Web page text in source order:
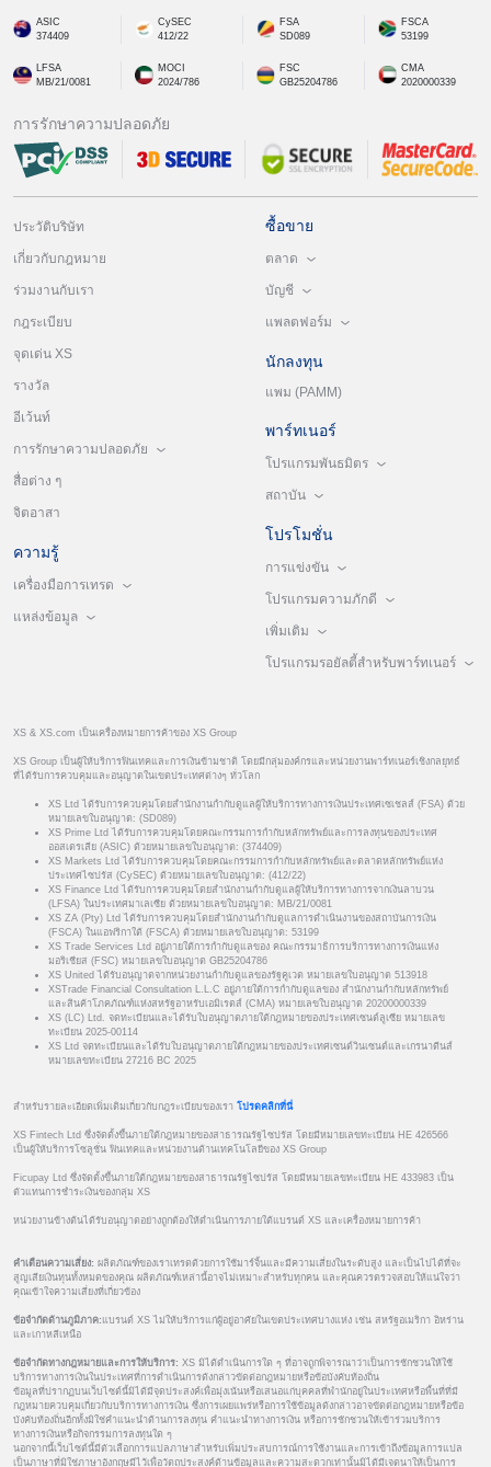
ASIC
374409
CySEC
412/22
FSA
SD089
FSCA
53199
LFSA
MB/21/0081
MOCI
2024/786
FSC
GB25204786
CMA
2020000339
การรักษาความปลอดภัย
ประวัติบริษัท
เกี่ยวกับกฎหมาย
ร่วมงานกับเรา
กฎระเบียบ
จุดเด่น XS
รางวัล
อีเว้นท์
การรักษาความปลอดภัย
สื่อต่าง ๆ
จิตอาสา
ความรู้
เครื่องมือการเทรด
แหล่งข้อมูล
ซื้อขาย
ตลาด
บัญชี
แพลตฟอร์ม
นักลงทุน
แพม (PAMM)
พาร์ทเนอร์
โปรแกรมพันธมิตร
สถาบัน
โปรโมชั่น
การแข่งขัน
โปรแกรมความภักดี
เพิ่มเติม
โปรแกรมรอยัลตี้สำหรับพาร์ทเนอร์
XS & XS.com เป็นเครื่องหมายการค้าของ XS Group
XS Group เป็นผู้ให้บริการฟินเทคและการเงินข้ามชาติ โดยมีกลุ่มองค์กรและหน่วยงานพาร์ทเนอร์เชิงกลยุทธ์
ที่ได้รับการควบคุมและอนุญาตในเขตประเทศต่างๆ ทั่วโลก
XS Ltd ได้รับการควบคุมโดยสำนักงานกำกับดูแลผู้ให้บริการทางการเงินประเทศเซเชลส์ (FSA) ด้วย
หมายเลขใบอนุญาต: (SD089)
XS Prime Ltd ได้รับการควบคุมโดยคณะกรรมการกำกับหลักทรัพย์และการลงทุนของประเทศ
ออสเตรเลีย (ASIC) ด้วยหมายเลขใบอนุญาต: (374409)
XS Markets Ltd ได้รับการควบคุมโดยคณะกรรมการกำกับหลักทรัพย์และตลาดหลักทรัพย์แห่ง
ประเทศไซปรัส (CySEC) ด้วยหมายเลขใบอนุญาต: (412/22)
XS Finance Ltd ได้รับการควบคุมโดยสำนักงานกำกับดูแลผู้ให้บริการทางการจากเงินลาบวน
(LFSA) ในประเทศมาเลเซีย ด้วยหมายเลขใบอนุญาต: MB/21/0081
XS ZA (Pty) Ltd ได้รับการควบคุมโดยสำนักงานกำกับดูแลการดำเนินงานของสถาบันการเงิน
(FSCA) ในแอฟริกาใต้ (FSCA) ด้วยหมายเลขใบอนุญาต: 53199
XS Trade Services Ltd อยู่ภายใต้การกำกับดูแลของ คณะกรรมาธิการบริการทางการเงินแห่ง
มอริเชียส (FSC) หมายเลขใบอนุญาต GB25204786
XS United ได้รับอนุญาตจากหน่วยงานกำกับดูแลของรัฐคูเวต หมายเลขใบอนุญาต 513918
XSTrade Financial Consultation L.L.C อยู่ภายใต้การกำกับดูแลของ สำนักงานกำกับหลักทรัพย์
และสินค้าโภคภัณฑ์แห่งสหรัฐอาหรับเอมิเรตส์ (CMA) หมายเลขใบอนุญาต 20200000339
XS (LC) Ltd. จดทะเบียนและได้รับใบอนุญาตภายใต้กฎหมายของประเทศเซนต์ลูเซีย หมายเลข
ทะเบียน 2025-00114
XS Ltd จดทะเบียนและได้รับใบอนุญาตภายใต้กฎหมายของประเทศเซนต์วินเซนต์และเกรนาดีนส์
หมายเลขทะเบียน 27216 BC 2025
สำหรับรายละเอียดเพิ่มเติมเกี่ยวกับกฎระเบียบของเรา โปรดคลิกที่นี่
XS Fintech Ltd ซึ่งจัดตั้งขึ้นภายใต้กฎหมายของสาธารณรัฐไซปรัส โดยมีหมายเลขทะเบียน HE 426566
เป็นผู้ให้บริการโซลูชั่น ฟินเทคและหน่วยงานด้านเทคโนโลยีของ XS Group
Ficupay Ltd ซึ่งจัดตั้งขึ้นภายใต้กฎหมายของสาธารณรัฐไซปรัส โดยมีหมายเลขทะเบียน HE 433983 เป็น
ตัวแทนการชำระเงินของกลุ่ม XS
หน่วยงานข้างต้นได้รับอนุญาตอย่างถูกต้องให้ดำเนินการภายใต้แบรนด์ XS และเครื่องหมายการค้า
คำเตือนความเสี่ยง: ผลิตภัณฑ์ของเราเทรดด้วยการใช้มาร์จิ้นและมีความเสี่ยงในระดับสูง และเป็นไปได้ที่จะ
สูญเสียเงินทุนทั้งหมดของคุณ ผลิตภัณฑ์เหล่านี้อาจไม่เหมาะสำหรับทุกคน และคุณควรตรวจสอบให้แน่ใจว่า
คุณเข้าใจความเสี่ยงที่เกี่ยวข้อง
ข้อจำกัดด้านภูมิภาค: แบรนด์ XS ไม่ให้บริการแก่ผู้อยู่อาศัยในเขตประเทศบางแห่ง เช่น สหรัฐอเมริกา อิหร่าน
และเกาหลีเหนือ
ข้อจำกัดทางกฎหมายและการให้บริการ: XS มิได้ดำเนินการใด ๆ ที่อาจถูกพิจารณาว่าเป็นการชักชวนให้ใช้
บริการทางการเงินในประเทศที่การดำเนินการดังกล่าวขัดต่อกฎหมายหรือข้อบังคับท้องถิ่น
ข้อมูลที่ปรากฏบนเว็บไซต์นี้มิได้มีจุดประสงค์เพื่อมุ่งเน้นหรือเสนอแก่บุคคลที่พำนักอยู่ในประเทศหรือพื้นที่ที่มี
กฎหมายควบคุมเกี่ยวกับบริการทางการเงิน ซึ่งการเผยแพร่หรือการใช้ข้อมูลดังกล่าวอาจขัดต่อกฎหมายหรือข้อ
บังคับท้องถิ่นอีกทั้งมิใช่คำแนะนำด้านการลงทุน คำแนะนำทางการเงิน หรือการชักชวนให้เข้าร่วมบริการ
ทางการเงินหรือกิจกรรมการลงทุนใด ๆ
นอกจากนี้เว็บไซต์นี้มีตัวเลือกการแปลภาษาสำหรับเพิ่มประสบการณ์การใช้งานและการเข้าถึงข้อมูลการแปล
เป็นภาษาที่มิใช่ภาษาอังกฤษมีไว้เพื่อวัตถุประสงค์ด้านข้อมูลและความสะดวกเท่านั้นมิได้มีเจตนาให้เป็นการ